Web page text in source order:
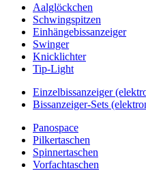
Aalglöckchen
Schwingspitzen
Einhängebissanzeiger
Swinger
Knicklichter
Tip-Light
Einzelbissanzeiger
Bissanzeiger-Sets
Panospace
Pilkertaschen
Spinnertaschen
Vorfachtaschen